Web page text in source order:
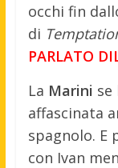
occhi fin
di
PARLATO
La Marini se
affascinata
spagnolo. E
con Ivan